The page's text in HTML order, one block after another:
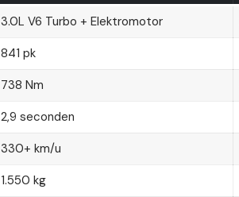
3.0L V6 Turbo + Elektromotor
841 pk
738 Nm
2,9 seconden
330+ km/u
1.550 kg